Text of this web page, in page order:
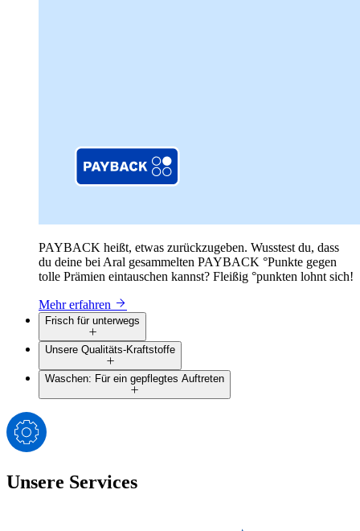
PAYBACK heißt, etwas zurückzugeben. Wusstest du, dass
du deine bei Aral gesammelten PAYBACK °Punkte gegen
tolle Prämien eintauschen kannst? Fleißig °punkten lohnt sich!
Mehr erfahren
Frisch für unterwegs
Unsere Qualitäts-Kraftstoffe
Waschen: Für ein gepflegtes Auftreten
Unsere Services